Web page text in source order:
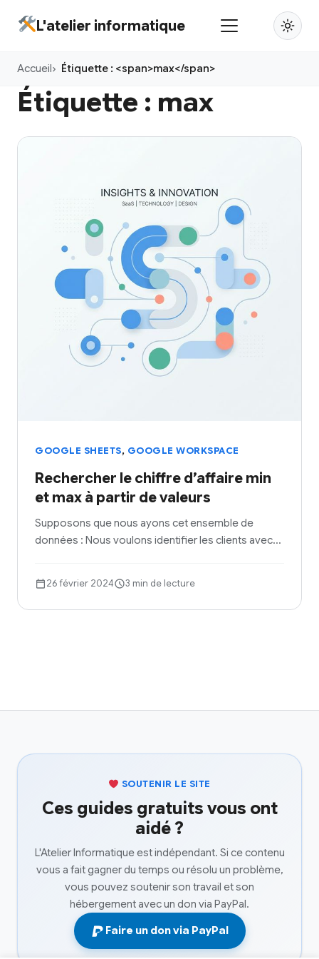
L'atelier informatique
Accueil Étiquette : <span>max</span>
Étiquette : max
GOOGLE SHEETS, GOOGLE WORKSPACE
Rechercher le chiffre d’affaire min
et max à partir de valeurs
Supposons que nous ayons cet ensemble de
données : Nous voulons identifier les clients avec…
26 février 2024 3 min de lecture
SOUTENIR LE SITE
Ces guides gratuits vous ont
aidé ?
L'Atelier Informatique est indépendant. Si ce contenu
vous a fait gagner du temps ou résolu un problème,
vous pouvez soutenir son travail et son
hébergement avec un don via PayPal.
Faire un don via PayPal